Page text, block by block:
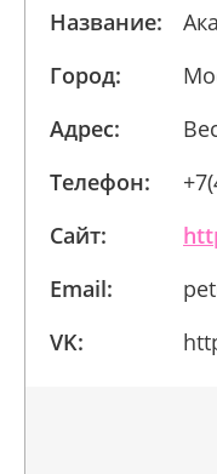
Название:
Город:
Адрес:
Телефон:
Сайт:
Email:
VK: